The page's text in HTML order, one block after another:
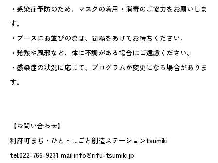
・感染症予防のため、マスクの着用・消毒のご協力をお願いしま
す。
・ブースにお並びの際は、間隔をあけてお待ちください。
・発熱や風邪など、体に不調がある場合はご遠慮ください。
・感染症の状況に応じて、プログラムが変更になる場合がありま
す。
【お問い合わせ】
利府町まち・ひと・しごと創造ステーションtsumiki
tel.022-766-9231 mail.info@rifu-tsumiki.jp